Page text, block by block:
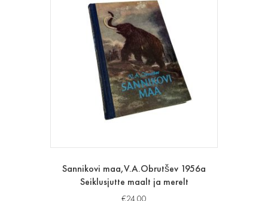
Sannikovi maa,V.A.Obrutšev 1956a
Seiklusjutte maalt ja merelt
€24.00